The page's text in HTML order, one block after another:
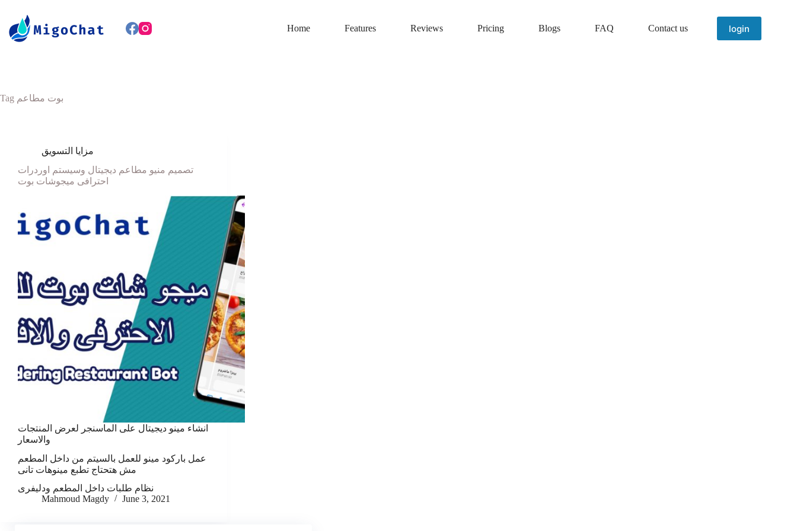
Home Features Reviews Pricing Blogs FAQ Contact us login
Tag بوت مطاعم
مزايا التسويق
تصميم منيو مطاعم ديجيتال وسيستم اوردرات
احترافى ميجوشات بوت
انشاء مينو ديجيتال على الماسنجر لعرض المنتجات
والاسعار
عمل باركود مينو للعمل بالسيتم من داخل المطعم
مش هتحتاج تطبع مينوهات تانى
نظام طلبات داخل المطعم ودليفرى
Mahmoud Magdy
June 3, 2021